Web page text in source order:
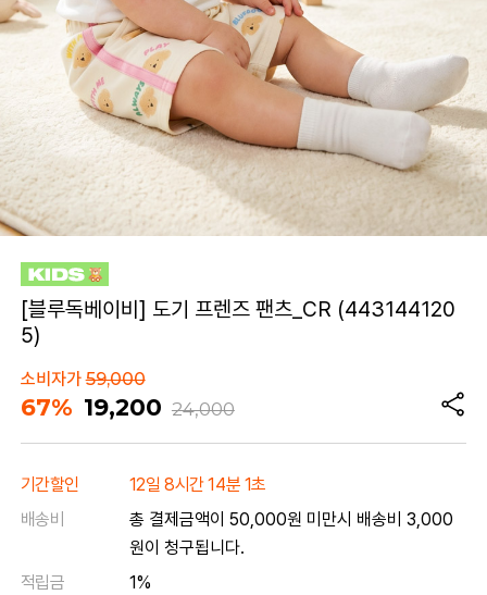
[블루독베이비] 도기 프렌즈 팬츠_CR (443144120
5)
소비자가59,000
67% 19,200 24,000
기간할인
12일 8시간 14분 1초
배송비
총 결제금액이 50,000원 미만시 배송비 3,000
원이 청구됩니다.
적립금
1%